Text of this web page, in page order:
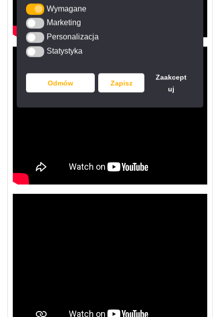
WymaganeWymagane
MarketingMarketing
Personalizacja
Personalizacja
StatystykaStatystyka
Odmów Zapisz
Zaakcept
uj